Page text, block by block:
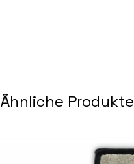
Ähnliche Produkte